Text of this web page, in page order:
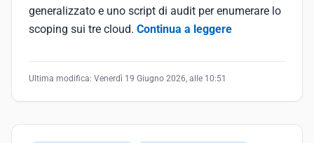
generalizzato e uno script di audit per enumerare lo
scoping sui tre cloud. Continua a leggere
Ultima modifica: Venerdì 19 Giugno 2026, alle 10:51